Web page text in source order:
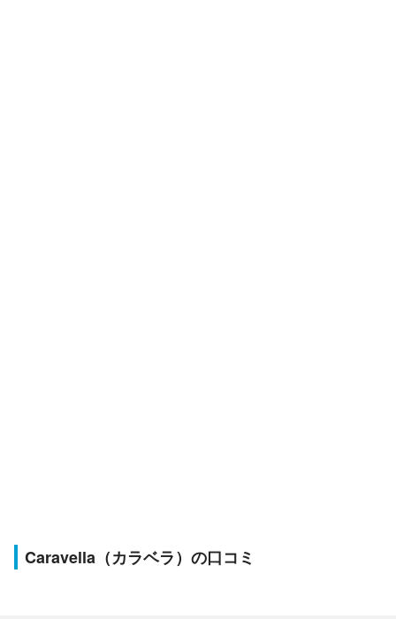
Caravella（カラベラ）の口コミ